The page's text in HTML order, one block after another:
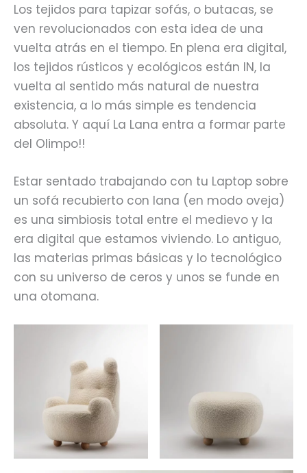
Los tejidos para tapizar sofás, o butacas, se
ven revolucionados con esta idea de una
vuelta atrás en el tiempo. En plena era digital,
los tejidos rústicos y ecológicos están IN, la
vuelta al sentido más natural de nuestra
existencia, a lo más simple es tendencia
absoluta. Y aquí La Lana entra a formar parte
del Olimpo!!
Estar sentado trabajando con tu Laptop sobre
un sofá recubierto con lana (en modo oveja)
es una simbiosis total entre el medievo y la
era digital que estamos viviendo. Lo antiguo,
las materias primas básicas y lo tecnológico
con su universo de ceros y unos se funde en
una otomana.